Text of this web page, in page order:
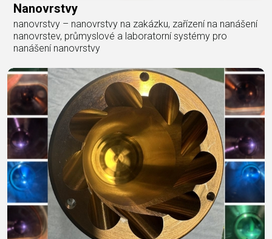
Nanovrstvy
nanovrstvy – nanovrstvy na zakázku, zařízení na nanášení
nanovrstev, průmyslové a laboratorní systémy pro
nanášení nanovrstvy